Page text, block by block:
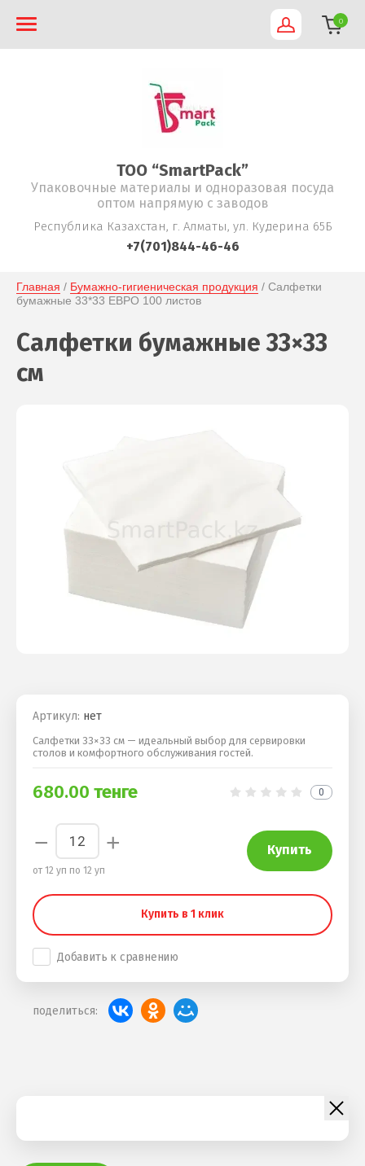
0
TOO “SmartPack”
Упаковочные материалы и одноразовая посуда
оптом напрямую с заводов
Республика Казахстан, г. Алматы, ул. Кудерина 65Б
+7(701)844-46-46
Главная / Бумажно-гигиеническая продукция / Салфетки
бумажные 33*33 ЕВРО 100 листов
Салфетки бумажные 33×33
см
Артикул: нет
Салфетки 33×33 см — идеальный выбор для сервировки
столов и комфортного обслуживания гостей.
680.00 тенге 0
− +
от 12 уп по 12 уп
Купить
Купить в 1 клик
Добавить к сравнению
поделиться: